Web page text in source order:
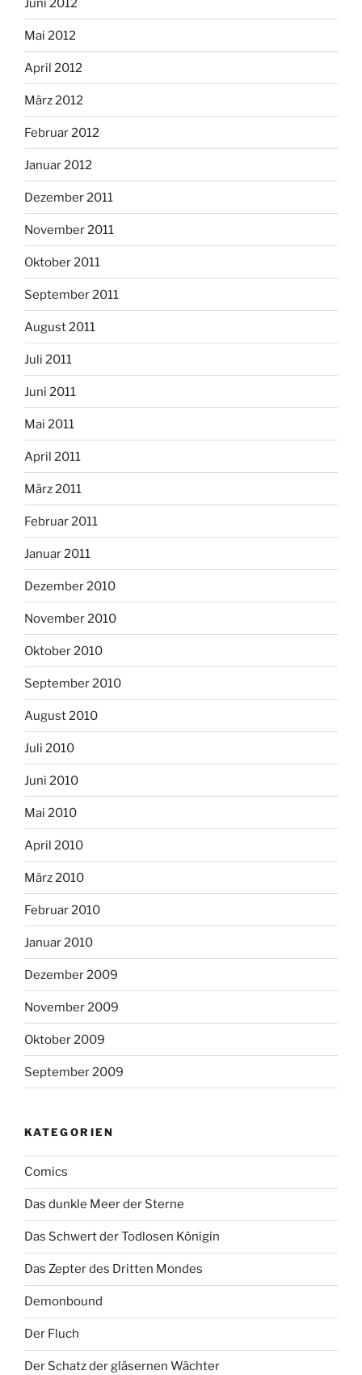
Juni 2012
Mai 2012
April 2012
März 2012
Februar 2012
Januar 2012
Dezember 2011
November 2011
Oktober 2011
September 2011
August 2011
Juli 2011
Juni 2011
Mai 2011
April 2011
März 2011
Februar 2011
Januar 2011
Dezember 2010
November 2010
Oktober 2010
September 2010
August 2010
Juli 2010
Juni 2010
Mai 2010
April 2010
März 2010
Februar 2010
Januar 2010
Dezember 2009
November 2009
Oktober 2009
September 2009
KATEGORIEN
Comics
Das dunkle Meer der Sterne
Das Schwert der Todlosen Königin
Das Zepter des Dritten Mondes
Demonbound
Der Fluch
Der Schatz der gläsernen Wächter